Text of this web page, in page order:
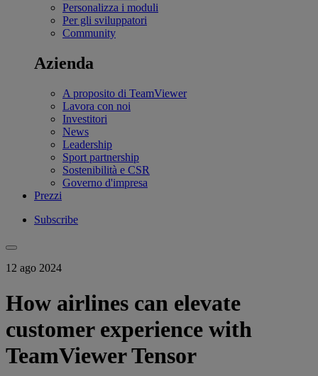
Personalizza i moduli
Per gli sviluppatori
Community
Azienda
A proposito di TeamViewer
Lavora con noi
Investitori
News
Leadership
Sport partnership
Sostenibilità e CSR
Governo d'impresa
Prezzi
Subscribe
12 ago 2024
How airlines can elevate
customer experience with
TeamViewer Tensor